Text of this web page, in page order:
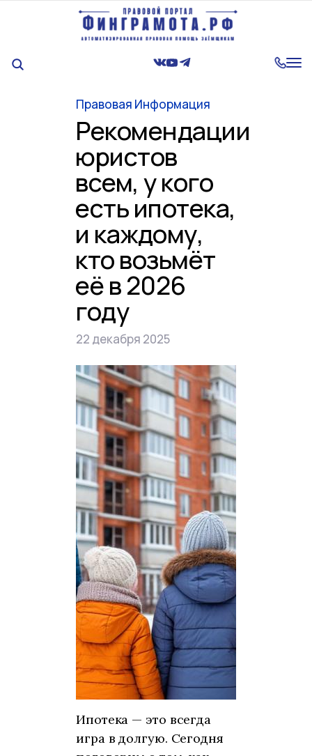
Правовая Информация
Рекомендации
юристов
всем, у кого
есть ипотека,
и каждому,
кто возьмёт
её в 2026
году
22 декабря 2025
Ипотека — это всегда
игра в долгую. Сегодня